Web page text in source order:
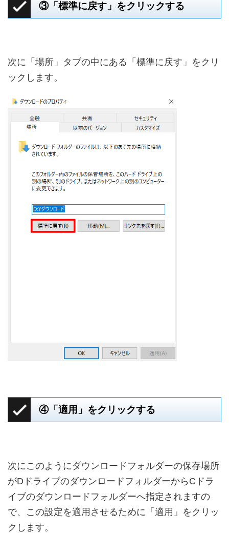
③「標準に戻す」をクリックする
次に「場所」タブの中にある「標準に戻す」をクリ
ックします。
④「適用」をクリックする
次にこのようにダウンロードフォルダーの保存場所
がDドライブのダウンロードフォルダーからCドラ
イブのダウンロードフォルダーへ指定されますの
で、この設定を適用させるために「適用」をクリッ
クします。